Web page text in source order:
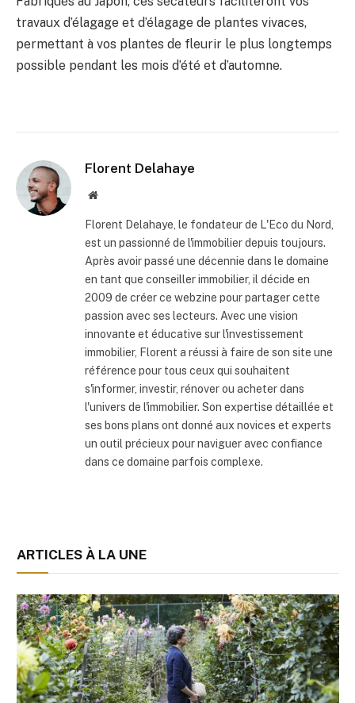
travaux d’élagage et d’élagage de plantes vivaces,
permettant à vos plantes de fleurir le plus longtemps
possible pendant les mois d’été et d’automne.
Florent Delahaye
Site
Florent Delahaye, le fondateur de L'Eco du Nord,
est un passionné de l'immobilier depuis toujours.
Après avoir passé une décennie dans le domaine
en tant que conseiller immobilier, il décide en
2009 de créer ce webzine pour partager cette
passion avec ses lecteurs. Avec une vision
innovante et éducative sur l'investissement
immobilier, Florent a réussi à faire de son site une
référence pour tous ceux qui souhaitent
s'informer, investir, rénover ou acheter dans
l'univers de l'immobilier. Son expertise détaillée et
ses bons plans ont donné aux novices et experts
un outil précieux pour naviguer avec confiance
dans ce domaine parfois complexe.
ARTICLES À LA UNE